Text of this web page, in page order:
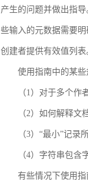
产生的问题并做出指
些输入的元数据需要
创建者提供有效值列表
使用指南中的某
（1）对于多个作
（2）如何解释文
（3）“最小”记录
（4）字符串包含
有些情况下使用